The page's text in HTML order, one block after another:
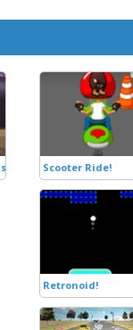
Scooter Ride!
Retronoid!